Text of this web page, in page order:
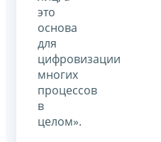
это
основа
для
цифровизации
многих
процессов
в
целом».